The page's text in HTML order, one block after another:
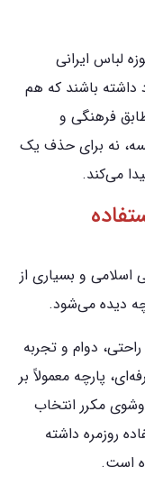
لباس ایرانی
داشته باشند که هم
فرهنگی و
نه برای حذف یک
می‌کند.
اسلامی و بسیاری از
دیده می‌شود.
دوام و تجربه
پارچه معمولاً بر
مکرر انتخاب
روزمره داشته
است.